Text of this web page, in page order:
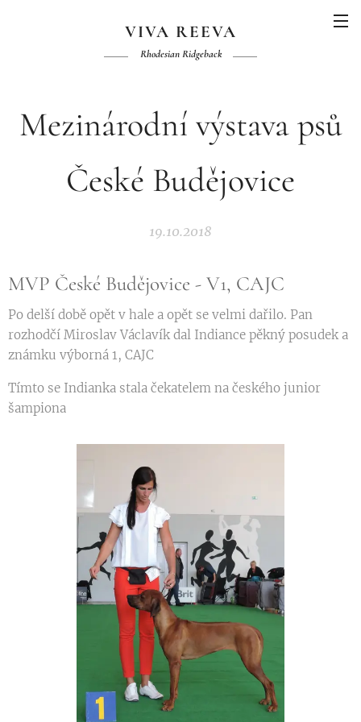
VIVA REEVA
Rhodesian Ridgeback
Mezinárodní výstava psů
České Budějovice
19.10.2018
MVP České Budějovice - V1, CAJC 🏆
Po delší době opět v hale a opět se velmi dařilo. Pan
rozhodčí Miroslav Václavík dal Indiance pěkný posudek a
známku výborná 1, CAJC
Tímto se Indianka stala čekatelem na českého junior
šampiona 🥰